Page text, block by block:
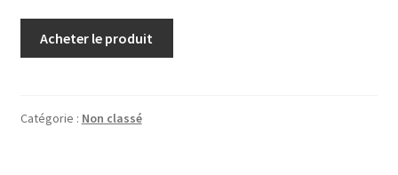
Acheter le produit
Catégorie : Non classé